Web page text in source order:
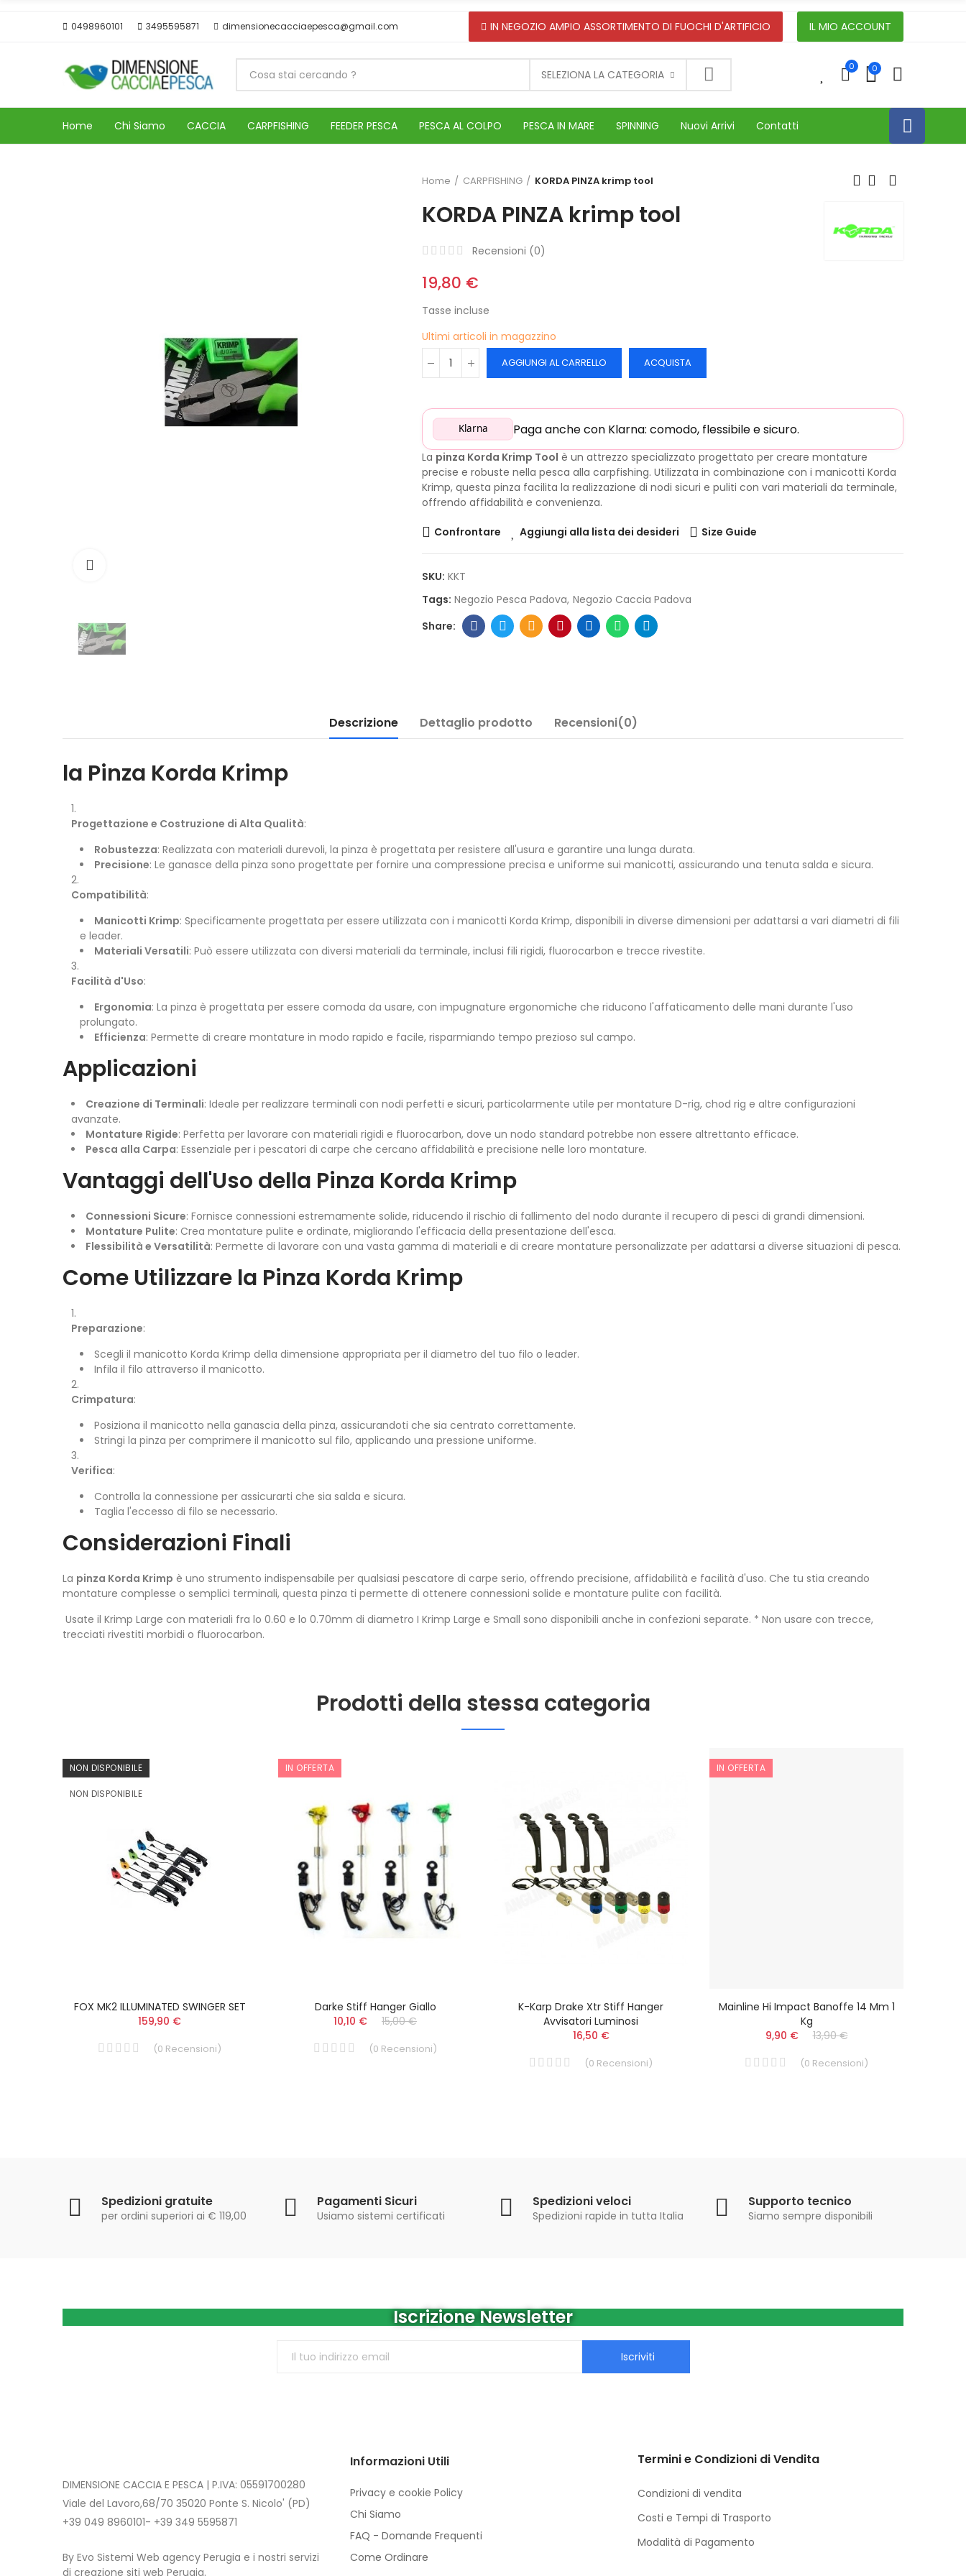
0498960101 3495595871 dimensionecacciaepesca@gmail.com IN NEGOZIO AMPIO ASSORTIMENTO DI FUOCHI D'ARTIFICIO IL MIO ACCOUNT
SELEZIONA LA CATEGORIA
0 0
Home Chi Siamo CACCIA CARPFISHING FEEDER PESCA PESCA AL COLPO PESCA IN MARE SPINNING Nuovi Arrivi Contatti
Home CARPFISHING KORDA PINZA krimp tool
KORDA PINZA krimp tool
Recensioni (0)
19,80 €
Tasse incluse
Ultimi articoli in magazzino
AGGIUNGI AL CARRELLO ACQUISTA
Klarna Paga anche con Klarna: comodo, flessibile e sicuro.
La pinza Korda Krimp Tool è un attrezzo specializzato progettato per creare montature
precise e robuste nella pesca alla carpfishing. Utilizzata in combinazione con i manicotti Korda
Krimp, questa pinza facilita la realizzazione di nodi sicuri e puliti con vari materiali da terminale,
offrendo affidabilità e convenienza.
Confrontare Aggiungi alla lista dei desideri Size Guide
SKU: KKT
Tags: Negozio Pesca Padova Negozio Caccia Padova
Descrizione Dettaglio prodotto Recensioni(0)
la Pinza Korda Krimp
Progettazione e Costruzione di Alta Qualità:
Robustezza: Realizzata con materiali durevoli, la pinza è progettata per resistere all'usura e garantire una lunga durata.
Precisione: Le ganasce della pinza sono progettate per fornire una compressione precisa e uniforme sui manicotti, assicurando una tenuta salda e sicura.
Compatibilità:
Manicotti Krimp: Specificamente progettata per essere utilizzata con i manicotti Korda Krimp, disponibili in diverse dimensioni per adattarsi a vari diametri di fili
e leader.
Materiali Versatili: Può essere utilizzata con diversi materiali da terminale, inclusi fili rigidi, fluorocarbon e trecce rivestite.
Facilità d'Uso:
Ergonomia: La pinza è progettata per essere comoda da usare, con impugnature ergonomiche che riducono l'affaticamento delle mani durante l'uso
prolungato.
Efficienza: Permette di creare montature in modo rapido e facile, risparmiando tempo prezioso sul campo.
Applicazioni
Creazione di Terminali: Ideale per realizzare terminali con nodi perfetti e sicuri, particolarmente utile per montature D-rig, chod rig e altre configurazioni
avanzate.
Montature Rigide: Perfetta per lavorare con materiali rigidi e fluorocarbon, dove un nodo standard potrebbe non essere altrettanto efficace.
Pesca alla Carpa: Essenziale per i pescatori di carpe che cercano affidabilità e precisione nelle loro montature.
Vantaggi dell'Uso della Pinza Korda Krimp
Connessioni Sicure: Fornisce connessioni estremamente solide, riducendo il rischio di fallimento del nodo durante il recupero di pesci di grandi dimensioni.
Montature Pulite: Crea montature pulite e ordinate, migliorando l'efficacia della presentazione dell'esca.
Flessibilità e Versatilità: Permette di lavorare con una vasta gamma di materiali e di creare montature personalizzate per adattarsi a diverse situazioni di pesca.
Come Utilizzare la Pinza Korda Krimp
Preparazione:
Scegli il manicotto Korda Krimp della dimensione appropriata per il diametro del tuo filo o leader.
Infila il filo attraverso il manicotto.
Crimpatura:
Posiziona il manicotto nella ganascia della pinza, assicurandoti che sia centrato correttamente.
Stringi la pinza per comprimere il manicotto sul filo, applicando una pressione uniforme.
Verifica:
Controlla la connessione per assicurarti che sia salda e sicura.
Taglia l'eccesso di filo se necessario.
Considerazioni Finali
La pinza Korda Krimp è uno strumento indispensabile per qualsiasi pescatore di carpe serio, offrendo precisione, affidabilità e facilità d'uso. Che tu stia creando
montature complesse o semplici terminali, questa pinza ti permette di ottenere connessioni solide e montature pulite con facilità.
Usate il Krimp Large con materiali fra lo 0.60 e lo 0.70mm di diametro I Krimp Large e Small sono disponibili anche in confezioni separate. * Non usare con trecce,
trecciati rivestiti morbidi o fluorocarbon.
Prodotti della stessa categoria
NON DISPONIBILE
NON DISPONIBILE
FOX MK2 ILLUMINATED SWINGER SET
159,90 €
(0 Recensioni)
IN OFFERTA
Darke Stiff Hanger Giallo
10,10 €
15,00 €
(0 Recensioni)
K-Karp Drake Xtr Stiff Hanger
Avvisatori Luminosi
16,50 €
(0 Recensioni)
IN OFFERTA
Mainline Hi Impact Banoffe 14 Mm 1
Kg
9,90 €
13,90 €
(0 Recensioni)
Spedizioni gratuite
per ordini superiori ai € 119,00
Pagamenti Sicuri
Usiamo sistemi certificati
Spedizioni veloci
Spedizioni rapide in tutta Italia
Supporto tecnico
Siamo sempre disponibili
Iscrizione Newsletter
Iscriviti
DIMENSIONE CACCIA E PESCA | P.IVA: 05591700280
Viale del Lavoro,68/70 35020 Ponte S. Nicolo' (PD)
+39 049 8960101- +39 349 5595871
By Evo Sistemi Web agency Perugia e i nostri servizi
di creazione siti web Perugia.
Informazioni Utili
Privacy e cookie Policy
Chi Siamo
FAQ - Domande Frequenti
Come Ordinare
Termini e Condizioni di Vendita
Condizioni di vendita
Costi e Tempi di Trasporto
Modalità di Pagamento